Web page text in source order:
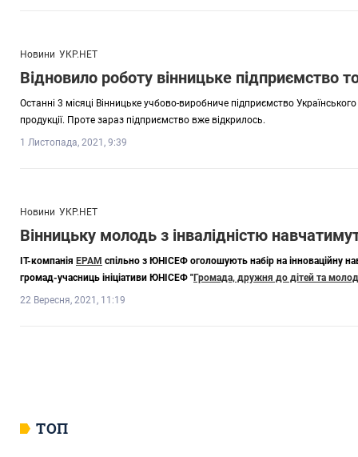
Новини УКР.НЕТ
Відновило роботу вінницьке підприємство
Останні 3 місяці Вінницьке учбово-виробниче підприємство
продукції. Проте зараз підприємство вже відкрилось.
1 Листопада, 2021, 9:39
Новини УКР.НЕТ
Вінницьку молодь з інвалідністю
IT-компанія EPAM спільно з ЮНІСЕФ оголошують набір на інноваційну
громад-учасниць ініціативи ЮНІСЕФ "Громада, дружня до дітей та
22 Вересня, 2021, 11:19
ТОП